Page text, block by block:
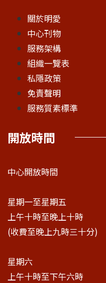
關於明愛
中心刊物
服務架構
組織一覽表
私隱政策
免責聲明
服務質素標準
開放時間
中心開放時間
星期一至星期五
上午十時至晚上十時
(收費至晚上九時三十分)
星期六
上午十時至下午六時